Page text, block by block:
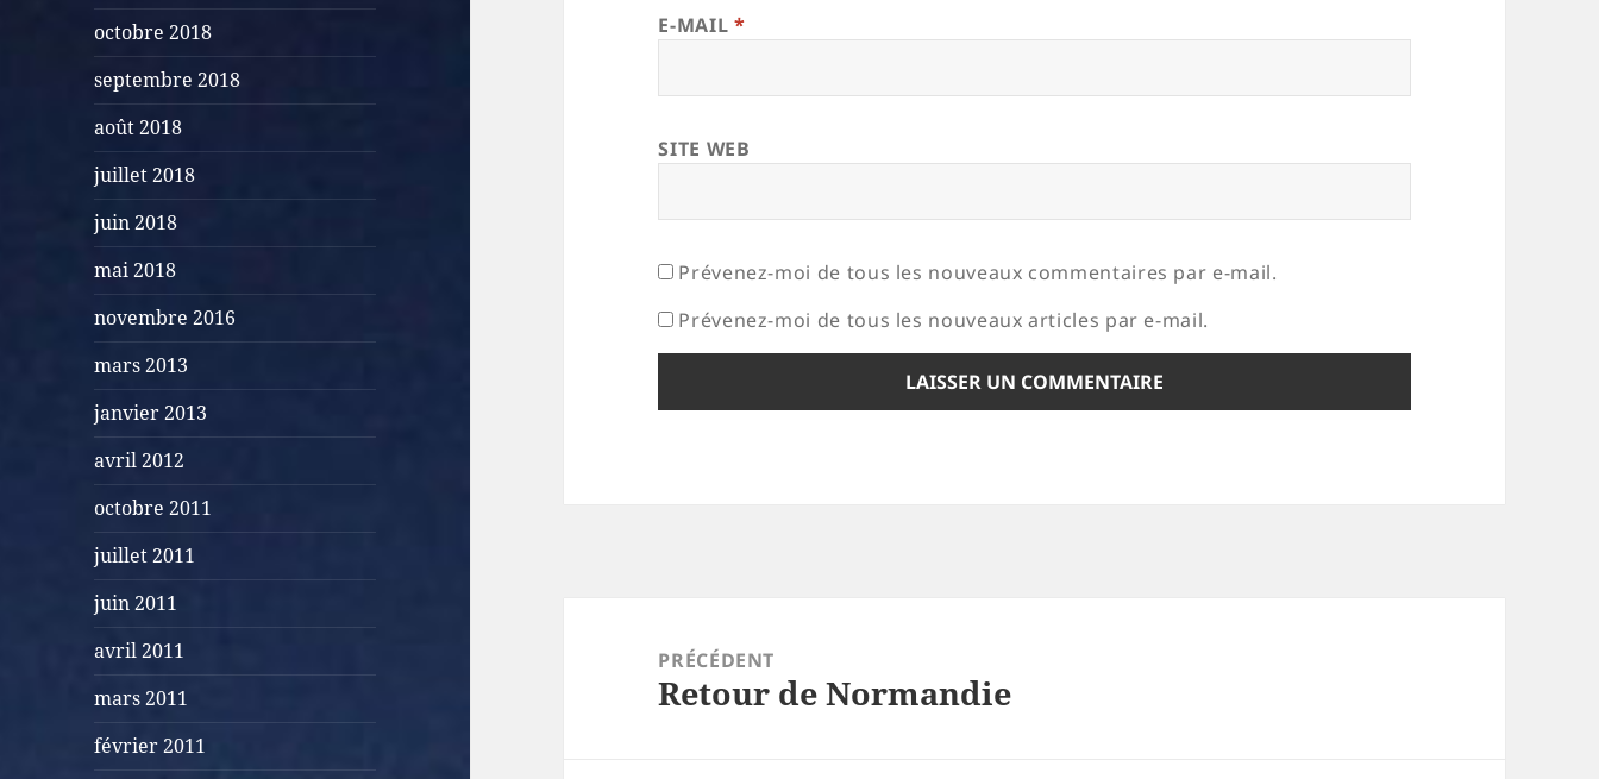
octobre 2018
septembre 2018
août 2018
juillet 2018
juin 2018
mai 2018
novembre 2016
mars 2013
janvier 2013
avril 2012
octobre 2011
juillet 2011
juin 2011
avril 2011
mars 2011
février 2011
E-MAIL *
SITE WEB
Prévenez-moi de tous les nouveaux commentaires par e-mail.
Prévenez-moi de tous les nouveaux articles par e-mail.
PRÉCÉDENT
Article
Retour de Normandie